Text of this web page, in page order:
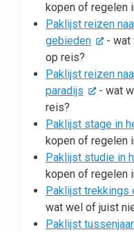
kopen of regelen
Paklijst reizen
gebieden
- wat
op reis?
Paklijst reizen
paradijs
- wat
reis?
Paklijst stage in
kopen of regelen
Paklijst studie in
kopen of regelen
Paklijst trekkings
wat wel of juist
Paklijst